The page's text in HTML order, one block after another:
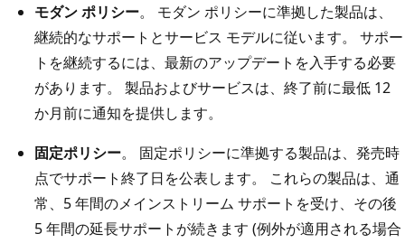
モダン ポリシー。 モダン ポリシーに準拠した製品は、
継続的なサポートとサービス モデルに従います。 サポー
トを継続するには、最新のアップデートを入手する必要
があります。 製品およびサービスは、終了前に最低 12
か月前に通知を提供します。
固定ポリシー。 固定ポリシーに準拠する製品は、発売時
点でサポート終了日を公表します。 これらの製品は、通
常、5 年間のメインストリーム サポートを受け、その後
5 年間の延長サポートが続きます (例外が適用される場合